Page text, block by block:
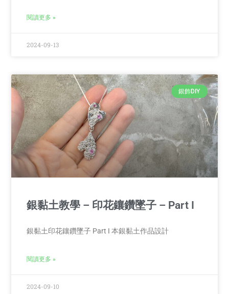
閱讀更多 »
2024-09-13
銀飾DIY
銀黏土教學 – 印花鑲鑽墜子 – Part I
銀黏土印花鑲鑽墜子 Part I 本銀黏土作品設計
閱讀更多 »
2024-09-10